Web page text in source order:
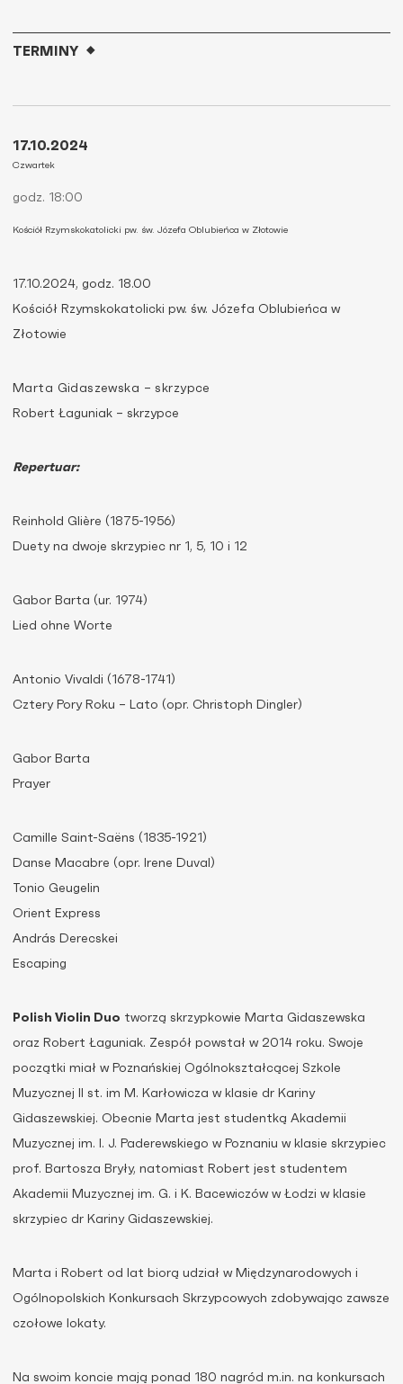
17.10.2024, godz. 18.00
Kościół Rzymskokatolicki pw. św. Józefa Oblubieńca w
Złotowie
Marta Gidaszewska –skrzypce
Robert Łaguniak – skrzypce
Repertuar:
Reinhold Glière (1875-1956)
Duety na dwoje skrzypiec nr 1, 5, 10 i 12
Gabor Barta (ur. 1974)
Lied ohne Worte
Antonio Vivaldi (1678-1741)
Cztery Pory Roku – Lato (opr. Christoph Dingler)
Gabor Barta
Prayer
Camille Saint-Saëns (1835-1921)
Danse Macabre (opr. Irene Duval)
Tonio Geugelin
Orient Express
András Derecskei
Escaping
Polish Violin Duo tworzą skrzypkowie Marta Gidaszewska
oraz Robert Łaguniak. Zespół powstał w 2014 roku. Swoje
początki miał w Poznańskiej Ogólnokształcącej Szkole
Muzycznej II st. im M. Karłowicza w klasie dr Kariny
Gidaszewskiej. Obecnie Marta jest studentką Akademii
Muzycznej im. I. J. Paderewskiego w Poznaniu w klasie skrzypiec
prof. Bartosza Bryły, natomiast Robert jest studentem
Akademii Muzycznej im. G. i K. Bacewiczów w Łodzi w klasie
skrzypiec dr Kariny Gidaszewskiej.
Marta i Robert od lat biorą udział w Międzynarodowych i
Ogólnopolskich Konkursach Skrzypcowych zdobywając zawsze
czołowe lokaty.
Na swoim koncie mają ponad 180 nagród m.in. na konkursach
TERMINY
17.10.2024
Czwartek
godz. 18:00
Kościół Rzymskokatolicki pw. św. Józefa Oblubieńca w Złotowie